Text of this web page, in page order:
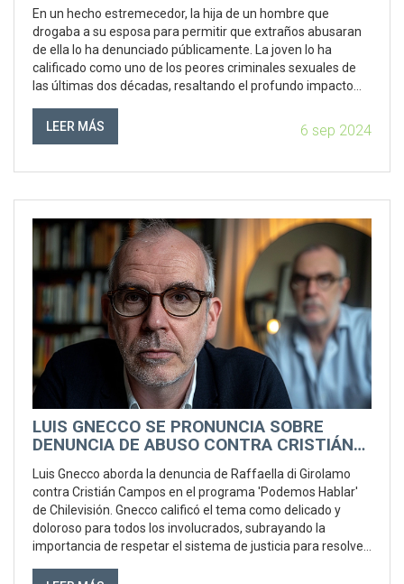
En un hecho estremecedor, la hija de un hombre que
drogaba a su esposa para permitir que extraños abusaran
de ella lo ha denunciado públicamente. La joven lo ha
calificado como uno de los peores criminales sexuales de
las últimas dos décadas, resaltando el profundo impacto
familia, especialmente en su madre.
LEER MÁS 6 sep 2024
LUIS GNECCO SE PRONUNCIA SOBRE
DENUNCIA DE ABUSO CONTRA CRISTIÁN
Luis Gnecco aborda la denuncia de Raffaella di Girolamo
contra Cristián Campos en el programa 'Podemos Hablar'
de Chilevisión. Gnecco calificó el tema como delicado y
doloroso para todos los involucrados, subrayando la
importancia de respetar el sistema de justicia para resolver